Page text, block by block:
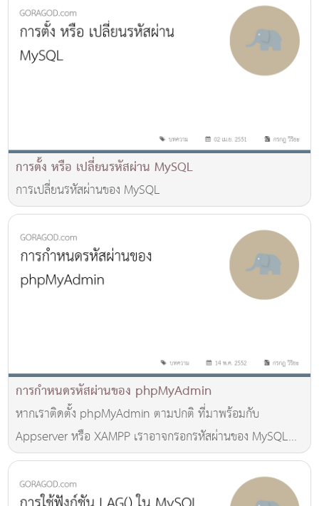
การตั้ง หรือ เปลี่ยนรหัสผ่าน MySQL
การเปลี่ยนรหัสผ่านของ MySQL
การกำหนดรหัสผ่านของ phpMyAdmin
หากเราติดตั้ง phpMyAdmin ตามปกติ ที่มาพร้อมกับ
Appserver หรือ XAMPP เราอาจกรอกรหัสผ่านของ MySQL
เป็นค่าว่างไว้ หรืออาจกรอกรหัสผ่านแบบง่ายๆไว้